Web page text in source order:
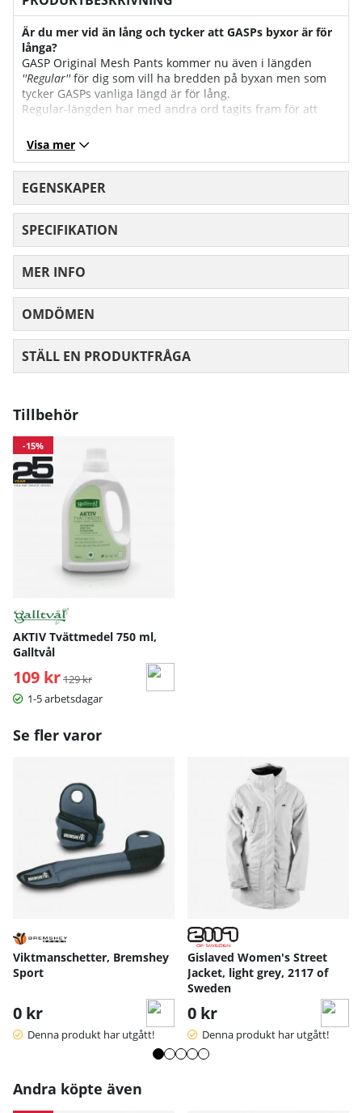
Är du mer vid än lång och tycker att GASPs byxor är för
långa?
GASP Original Mesh Pants kommer nu även i längden
''Regular''för dig som vill ha bredden på byxan men som
tycker GASPs vanliga längd är för lång.
Regular-längden har med andra ord tagits fram för att
Byxorna har en passande längd för personer som drar en
större storlek men som inte behöver den extra längden.
Räkna med att längden ''Regular'' har ca. 5 cm kortare
innersömmar än många andra GASP-byxor.
Storleksguide
GASP- Herr
XS S M L
Bröst 101 107 113 119
Midja 71 77 83 89
Höft
Mått angivna i cm.
Visa mer
EGENSKAPER
SPECIFIKATION
MER INFO
OMDÖMEN
STÄLL EN PRODUKTFRÅGA
Tillbehör
-15%
AKTIV Tvättmedel 750 ml,
Galltvål
109 kr Ordinarie pris:
129 kr
1-5 arbetsdagar
Se fler varor
Viktmanschetter, Bremshey
Sport
0 kr
Denna produkt har utgått!
Gislaved Women's Street
Jacket, light grey, 2117 of
Sweden
0 kr
Denna produkt har utgått!
Andra köpte även